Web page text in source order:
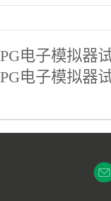
PG电子模拟器
PG电子模拟器